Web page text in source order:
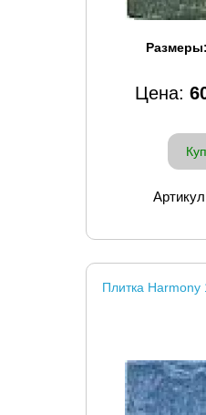
Размеры:
Цена:
Плитка Harmony